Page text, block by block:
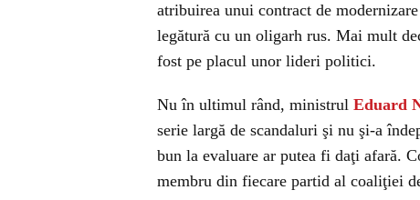
atribuirea unui contract de
legătură cu un oligarh rus. Mai mult
fost pe placul unor lideri politici.
Nu în ultimul rând, ministrul Eduard
serie largă de scandaluri şi nu şi-a
bun la evaluare ar putea fi daţi afară.
membru din fiecare partid al coaliţiei